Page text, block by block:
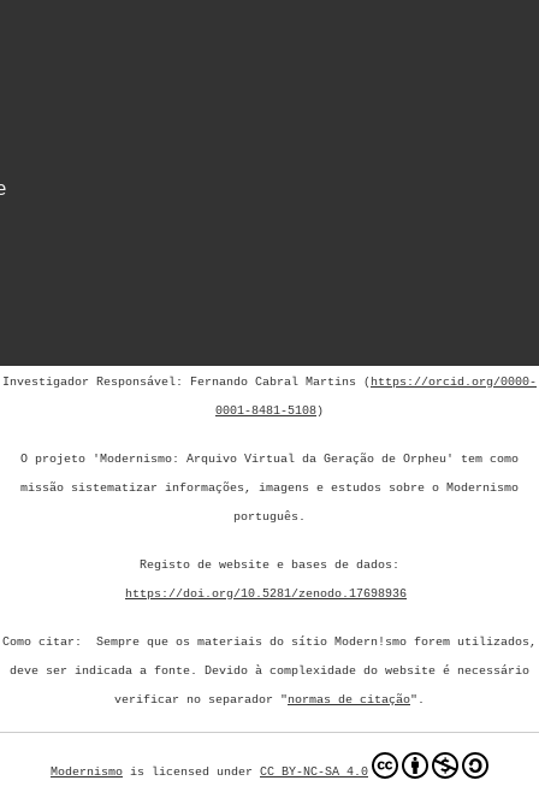
Investigador Responsável: Fernando Cabral Martins ( https://orcid.org/0000-
0001-8481-5108)
O projeto 'Modernismo: Arquivo Virtual da Geração de Orpheu' tem como
missão sistematizar informações, imagens e estudos sobre o Modernismo
português.
Registo de website e bases de dados:
https://doi.org/10.5281/zenodo.17698936
Como citar: Sempre que os materiais do sítio Modern!smo forem utilizados,
deve ser indicada a fonte. Devido à complexidade do website é necessário
verificar no separador "normas de citação".
Modernismo is licensed under CC BY-NC-SA 4.0